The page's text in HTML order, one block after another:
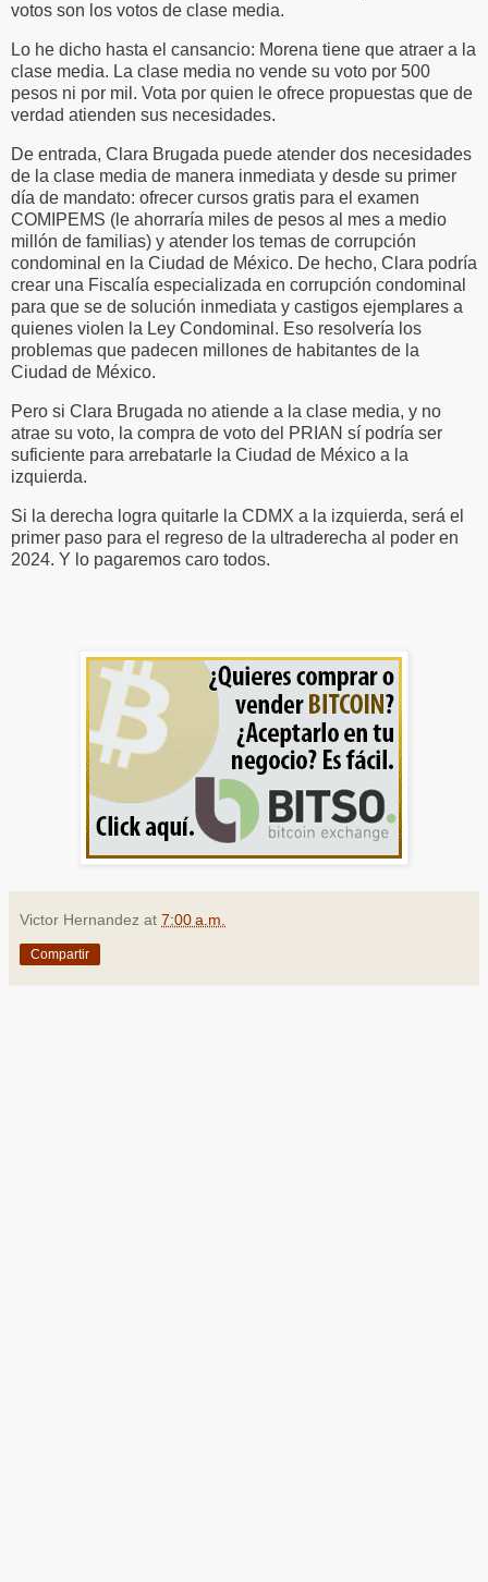
votos son los votos de clase media.
Lo he dicho hasta el cansancio: Morena tiene que atraer a la
clase media. La clase media no vende su voto por 500
pesos ni por mil. Vota por quien le ofrece propuestas que de
verdad atienden sus necesidades.
De entrada, Clara Brugada puede atender dos necesidades
de la clase media de manera inmediata y desde su primer
día de mandato: ofrecer cursos gratis para el examen
COMIPEMS (le ahorraría miles de pesos al mes a medio
millón de familias) y atender los temas de corrupción
condominal en la Ciudad de México. De hecho, Clara podría
crear una Fiscalía especializada en corrupción condominal
para que se de solución inmediata y castigos ejemplares a
quienes violen la Ley Condominal. Eso resolvería los
problemas que padecen millones de habitantes de la
Ciudad de México.
Pero si Clara Brugada no atiende a la clase media, y no
atrae su voto, la compra de voto del PRIAN sí podría ser
suficiente para arrebatarle la Ciudad de México a la
izquierda.
Si la derecha logra quitarle la CDMX a la izquierda, será el
primer paso para el regreso de la ultraderecha al poder en
2024. Y lo pagaremos caro todos.
Victor Hernandez at 7:00 a.m.
Compartir